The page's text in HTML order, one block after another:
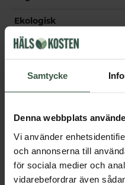
Samtycke
Denna webbplats
Vi använder
och annonserna till
för sociala medier och
vidarebefordrar även
Ekologisk
Övrigt